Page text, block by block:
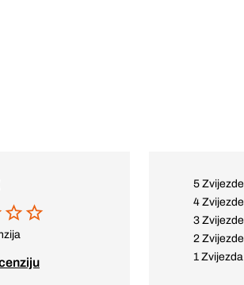
5 Zvijezde
4 Zvijezde
3 Zvijezde
2 Zvijezde
1 Zvijezda